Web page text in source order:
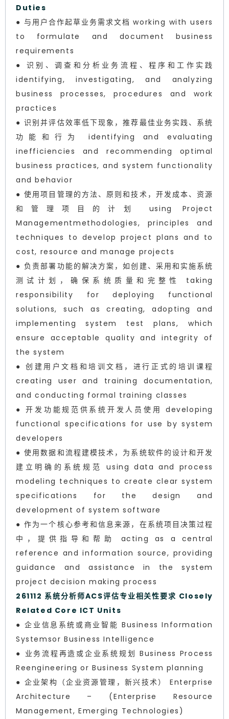
Duties
● 与用户合作起草业务需求文档 working with users
to formulate and document business
requirements
● 识别、调查和分析业务流程、程序和工作实践
identifying, investigating, and analyzing
business processes, procedures and work
practices
● 识别并评估效率低下现象，推荐最佳业务实践、系统
功能和行为 identifying and evaluating
inefficiencies and recommending optimal
business practices, and system functionality
and behavior
● 使用项目管理的方法、原则和技术，开发成本、资源
和管理项目的计划 using Project
Managementmethodologies, principles and
techniques to develop project plans and to
cost, resource and manage projects
● 负责部署功能的解决方案，如创建、采用和实施系统
测试计划，确保系统质量和完整性 taking
responsibility for deploying functional
solutions, such as creating, adopting and
implementing system test plans, which
ensure acceptable quality and integrity of
the system
● 创建用户文档和培训文档，进行正式的培训课程
creating user and training documentation,
and conducting formal training classes
● 开发功能规范供系统开发人员使用 developing
functional specifications for use by system
developers
● 使用数据和流程建模技术，为系统软件的设计和开发
建立明确的系统规范 using data and process
modeling techniques to create clear system
specifications for the design and
development of system software
● 作为一个核心参考和信息来源，在系统项目决策过程
中，提供指导和帮助 acting as a central
reference and information source, providing
guidance and assistance in the system
project decision making process
261112 系统分析师ACS评估专业相关性要求 Closely
Related Core ICT Units
● 企业信息系统或商业智能 Business Information
Systemsor Business Intelligence
● 业务流程再造或企业系统规划 Business Process
Reengineering or Business System planning
● 企业架构（企业资源管理，新兴技术） Enterprise
Architecture – (Enterprise Resource
Management, Emerging Technologies)